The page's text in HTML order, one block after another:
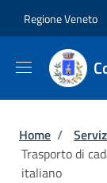
Regione Veneto
Home /
Trasporto di
italiano